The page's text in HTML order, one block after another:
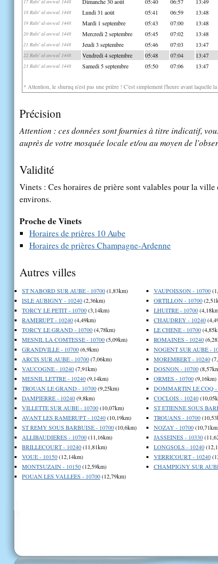
17 Rabi' al-awwal 1448
18 Rabi' al-awwal 1448 Lundi 31 août 05:41 06:59 13:48
19 Rabi' al-awwal 1448 Mardi 1 septembre 05:43 07:00 13:48
20 Rabi' al-awwal 1448 Mercredi 2 septembre 05:45 07:02 13:48
21 Rabi' al-awwal 1448 Jeudi 3 septembre 05:46 07:03 13:47
22 Rabi' al-awwal 1448 Vendredi 4 septembre 05:48 07:04 13:47
23 Rabi' al-awwal 1448 Samedi 5 septembre 05:50 07:06 13:47
* Attention, le shuruq n'est pas une prière ! C'est simplement l'heure avant laquelle
Précision
Attention : ces données sont fournies à titre indicatif,
auprès de votre mosquée locale et/ou au moyen de
Validité
Vinets : Ces horaires de prière sont valables pour la
environs.
Proche de Vinets
Horaires de prières 10 Aube
Horaires de prières Champagne-Ardenne
Autres villes
ST NABORD SUR AUBE - 10700(1,83km)
ISLE AUBIGNY - 10240(2,36km)
TORCY LE PETIT - 10700(3,14km)
RAMERUPT - 10240(4,49km)
TORCY LE GRAND - 10700(4,78km)
MESNIL LA COMTESSE - 10700(5,09km)
GRANDVILLE - 10700(6,9km)
ARCIS SUR AUBE - 10700(7,06km)
VAUCOGNE - 10240(7,91km)
MESNIL LETTRE - 10240(9,14km)
TROUAN LE GRAND - 10700(9,25km)
DAMPIERRE - 10240(9,8km)
VILLETTE SUR AUBE - 10700(10,07km)
AVANT LES RAMERUPT - 10240(10,19km)
ST REMY SOUS BARBUISE - 10700(10,6km)
ALLIBAUDIERES - 10700(11,16km)
BRILLECOURT - 10240(11,81km)
VOUE - 10150(12,14km)
MONTSUZAIN - 10150(12,59km)
POUAN LES VALLEES - 10700(12,79km)
VAUPOISSON - 10700
ORTILLON - 10700
LHUITRE - 10700
CHAUDREY - 10240
LE CHENE - 10700
ROMAINES - 10240
NOGENT SUR AUBE -
MOREMBERT - 10240
DOSNON - 10700
ORMES - 10700(9,16km)
DOMMARTIN LE COQ -
COCLOIS - 10240
ST ETIENNE SOUS
TROUANS - 10700
NOZAY - 10700
JASSEINES - 10330
LONGSOLS - 10240
VERRICOURT - 10240
CHAMPIGNY SUR